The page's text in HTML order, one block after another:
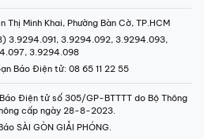
Minh Khai, Phường Bàn Cờ, TP.HCM
3.9294.091, 3.9294.092, 3.9294.093,
3.9294.098
Báo Điện tử: 08 65 11 22 55
Điện tử số 305/GP-BTTTT do Bộ Thông
cấp ngày 28-8-2023.
SÀI GÒN GIẢI PHÓNG.